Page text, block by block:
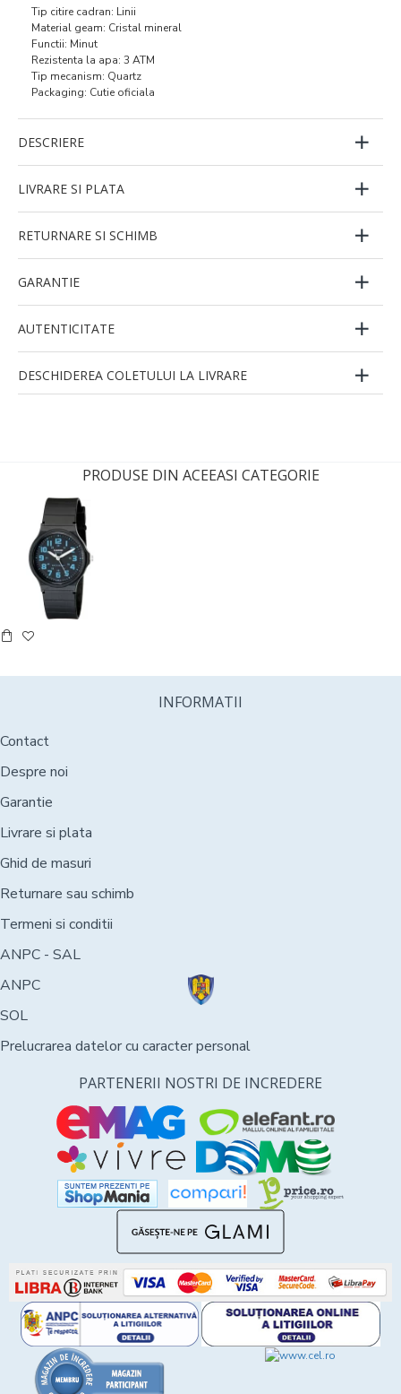
Tip citire cadran: Linii
Material geam: Cristal mineral
Functii: Minut
Rezistenta la apa: 3 ATM
Tip mecanism: Quartz
Packaging: Cutie oficiala
DESCRIERE
LIVRARE SI PLATA
RETURNARE SI SCHIMB
GARANTIE
AUTENTICITATE
DESCHIDEREA COLETULUI LA LIVRARE
PRODUSE DIN ACEEASI CATEGORIE
INFORMATII
Contact
Despre noi
Garantie
Livrare si plata
Ghid de masuri
Returnare sau schimb
Termeni si conditii
ANPC - SAL
ANPC
SOL
Prelucrarea datelor cu caracter personal
PARTENERII NOSTRI DE INCREDERE